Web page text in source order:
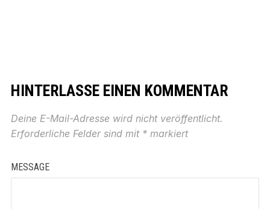
HINTERLASSE EINEN KOMMENTAR
Deine E-Mail-Adresse wird nicht veröffentlicht.
Erforderliche Felder sind mit *markiert
MESSAGE